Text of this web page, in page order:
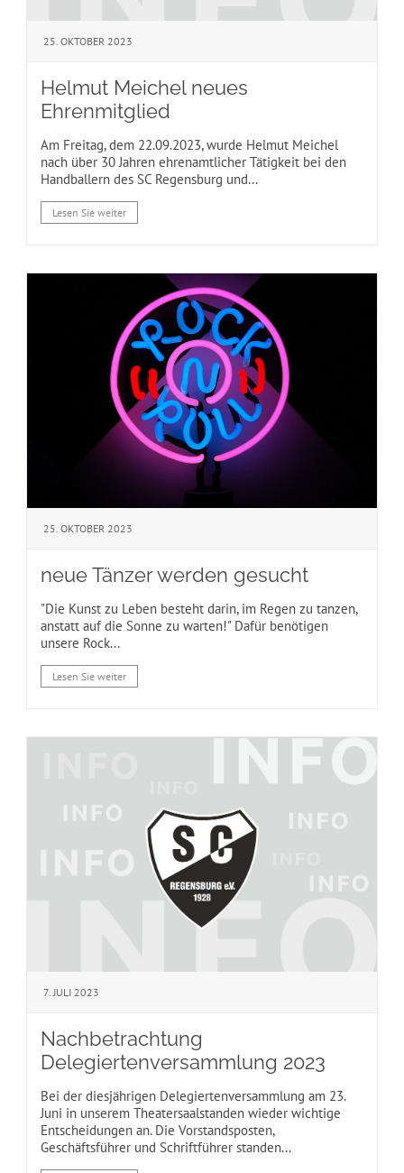
25. OKTOBER 2023
Helmut Meichel neues
Ehrenmitglied
Am Freitag, dem 22.09.2023, wurde Helmut Meichel
nach über 30 Jahren ehrenamtlicher Tätigkeit bei den
Handballern des SC Regensburg und...
Lesen Sie weiter
25. OKTOBER 2023
neue Tänzer werden gesucht
"Die Kunst zu Leben besteht darin, im Regen zu tanzen,
anstatt auf die Sonne zu warten!" Dafür benötigen
unsere Rock...
Lesen Sie weiter
7. JULI 2023
Nachbetrachtung
Delegiertenversammlung 2023
Bei der diesjährigen Delegiertenversammlung am 23.
Juni in unserem Theatersaalstanden wieder wichtige
Entscheidungen an. Die Vorstandsposten,
Geschäftsführer und Schriftführer standen...